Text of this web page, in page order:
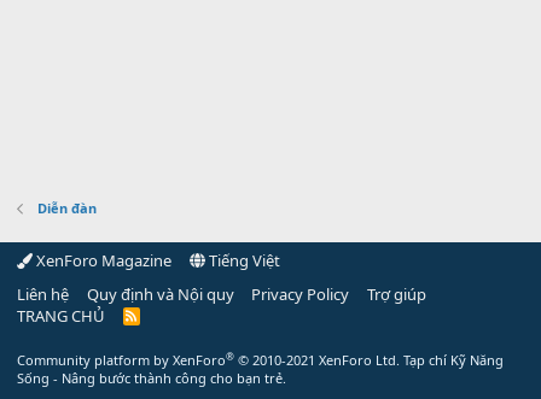
Diễn đàn
XenForo Magazine
Tiếng Việt
Liên hệ
Quy định và Nội quy Privacy Policy
Trợ giúp
TRANG CHỦ
R
Community platform by XenForo® © 2010-2021 XenForo Ltd. Tạp chí Kỹ Năng
Sống - Nâng bước thành công cho bạn trẻ.